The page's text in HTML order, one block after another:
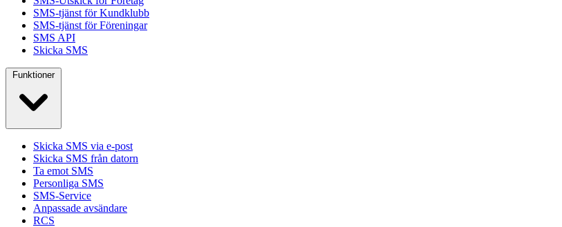
SMS-tjänst för Kundklubb
SMS-tjänst för Föreningar
SMS API
Skicka SMS
Funktioner
Skicka SMS via e-post
Skicka SMS från datorn
Ta emot SMS
Personliga SMS
SMS-Service
Anpassade avsändare
RCS